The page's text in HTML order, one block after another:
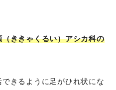
（ききゃくるい）アシカ科の
できるように足がひれ状にな